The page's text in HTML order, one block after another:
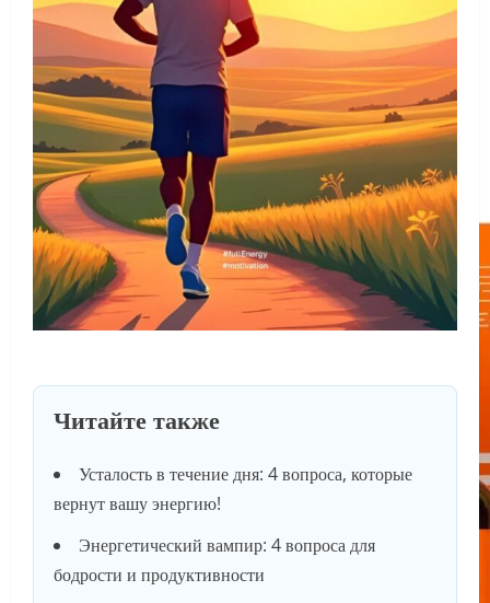
Читайте также
Усталость в течение дня: 4 вопроса, которые
вернут вашу энергию!
Энергетический вампир: 4 вопроса для
бодрости и продуктивности